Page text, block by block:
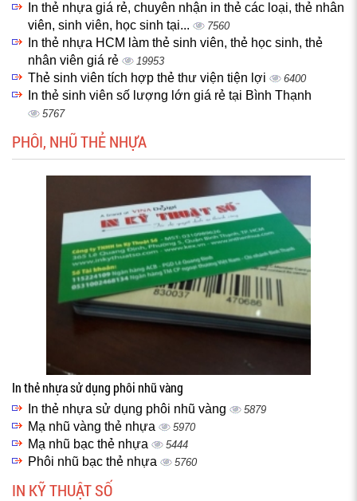
In thẻ nhựa giá rẻ, chuyên nhận in thẻ các loại, thẻ nhân
viên, sinh viên, học sinh tại...
7560
In thẻ nhựa HCM làm thẻ sinh viên, thẻ học sinh, thẻ
nhân viên giá rẻ
19953
Thẻ sinh viên tích hợp thẻ thư viện tiện lợi 6400
In thẻ sinh viên số lượng lớn giá rẻ tại Bình Thạnh
5767
PHÔI, NHŨ THẺ NHỰA
In thẻ nhựa sử dụng phôi nhũ vàng
In thẻ nhựa sử dụng phôi nhũ vàng 5879
Mạ nhũ vàng thẻ nhựa 5970
Mạ nhũ bạc thẻ nhựa 5444
Phôi nhũ bạc thẻ nhựa 5760
IN KỸ THUẬT SỐ